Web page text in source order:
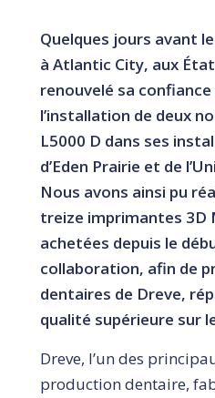
Quelques jours avant
à Atlantic City, aux
renouvelé sa
l’installation de deux
L5000 D dans ses
d’Eden Prairie et de
Nous avons ainsi pu
treize imprimantes 3D
achetées depuis le
collaboration, afin de
dentaires de Dreve,
qualité supérieure sur
Dreve, l’un des
production dentaire,